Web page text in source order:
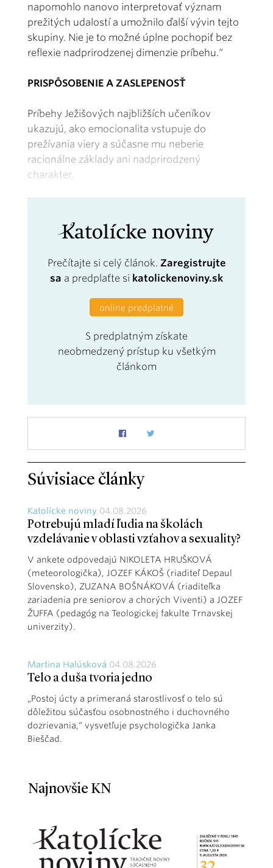
napomohlo nanovo interpretovať význam
prežitých udalostí a umožnilo ďalší vývin tejto
skupiny. Nie je to možné úplne pochopiť bez
reflexie nadprirodzenej dimenzie príbehu.“
PRISPÔSOBENIE A ZASLEPENOSŤ
Príbehy Ježišových najbližších učeníkov
ukazujú, ako emocionalita vstupuje do
prežívania viery a súčasne mu neberie
racionálne základy ani nadprirodzený
charakter.
Prečítajte si celý článok. Zaregistrujte
sa a predplaťte si katolickenoviny.sk
online predplatné
S predplatným získate
neobmedzený prístup ku všetkým
článkom
Súvisiace články
Katolícke noviny 04.08.2026
Potrebujú mladí ľudia na školách
vzdelávanie v oblasti vzťahov a sexuality?
V ankete odpovedajú NIKOLETA HRUŠKOVÁ
(meteorologička), JOZEF KÁKOŠ (riaditeľ Depaul
Slovensko), ZUZANA BOŠNÁKOVÁ (riaditeľka
zariadenia pre seniorov a chorých Viventi) a JOZEF
ŽUFFA (pedagóg na Teologickej fakulte Trnavskej
univerzity).
Martina Halúsková 04.08.2026
Telo a duša tvoria jedno
„Postoj úcty a primeraná starostlivosť o telo sú
dôležitou súčasťou osobnostného i duchovného
dozrievania,“ vysvetľuje psychologička Janka
Bieščad.
Najnovšie KN